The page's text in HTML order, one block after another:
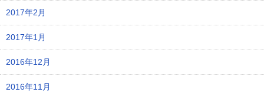
2017年2月
2017年1月
2016年12月
2016年11月